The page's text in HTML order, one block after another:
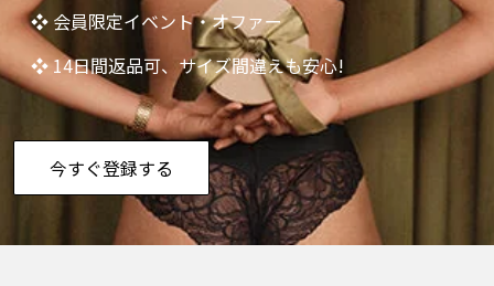
❖ 会員限定イベント・オファー
❖ 14日間返品可、サイズ間違えも安心!
今すぐ登録する